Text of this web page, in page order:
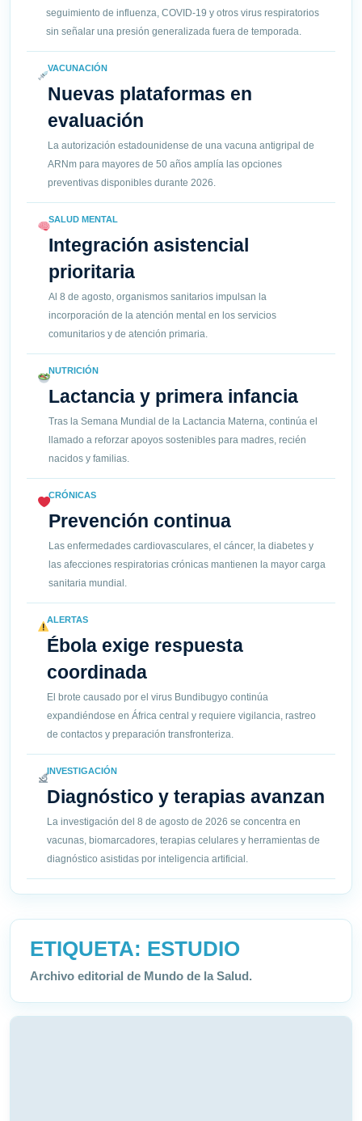
seguimiento de influenza, COVID-19 y otros virus respiratorios
sin señalar una presión generalizada fuera de temporada.
VACUNACIÓN
Nuevas plataformas en
evaluación
La autorización estadounidense de una vacuna antigripal de
ARNm para mayores de 50 años amplía las opciones
preventivas disponibles durante 2026.
SALUD MENTAL
Integración asistencial
prioritaria
Al 8 de agosto, organismos sanitarios impulsan la
incorporación de la atención mental en los servicios
comunitarios y de atención primaria.
NUTRICIÓN
Lactancia y primera infancia
Tras la Semana Mundial de la Lactancia Materna, continúa el
llamado a reforzar apoyos sostenibles para madres, recién
nacidos y familias.
CRÓNICAS
Prevención continua
Las enfermedades cardiovasculares, el cáncer, la diabetes y
las afecciones respiratorias crónicas mantienen la mayor carga
sanitaria mundial.
ALERTAS
Ébola exige respuesta
coordinada
El brote causado por el virus Bundibugyo continúa
expandiéndose en África central y requiere vigilancia, rastreo
de contactos y preparación transfronteriza.
INVESTIGACIÓN
Diagnóstico y terapias avanzan
La investigación del 8 de agosto de 2026 se concentra en
vacunas, biomarcadores, terapias celulares y herramientas de
diagnóstico asistidas por inteligencia artificial.
ETIQUETA: ESTUDIO
Archivo editorial de Mundo de la Salud.